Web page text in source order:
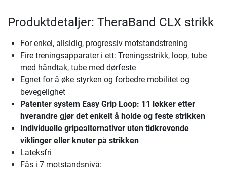
Produktdetaljer: TheraBand CLX strikk
For enkel, allsidig, progressiv motstandstrening
Fire treningsapparater i ett: Treningsstrikk, loop, tube
med håndtak, tube med dørfeste
Egnet for å øke styrken og forbedre mobilitet og
bevegelighet
Patenter system Easy Grip Loop: 11 løkker etter
hverandre gjør det enkelt å holde og feste strikken
Individuelle gripealternativer uten tidkrevende
viklinger eller knuter på strikken
Lateksfri
Fås i 7 motstandsnivå: